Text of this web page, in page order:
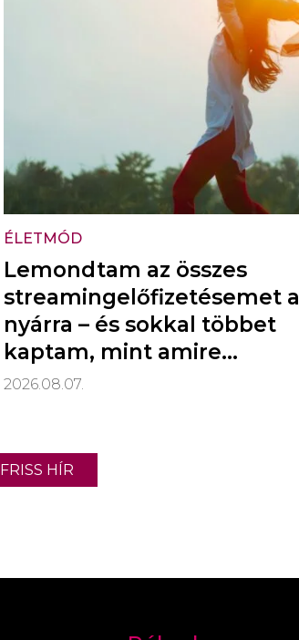
ÉLETMÓD
Lemondtam az összes
streamingelőfizetésemet a
nyárra – és sokkal többet
kaptam, mint amire
számítottam
2026.08.07.
HÍR